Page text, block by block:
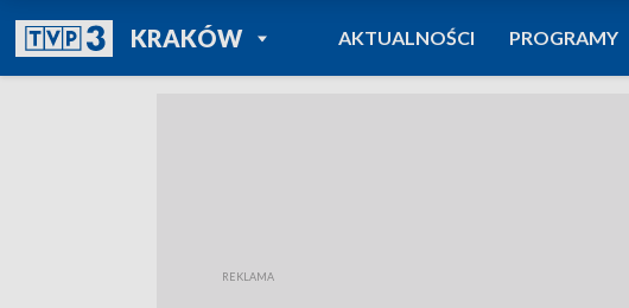
KRAKÓWPOWRÓT DO
TVP REGIONY
AKTUALNOŚCI PROGRAMY